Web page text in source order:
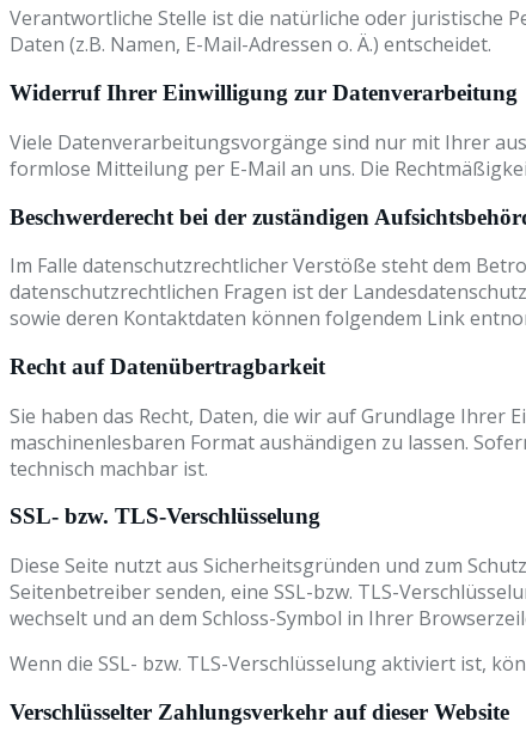
Verantwortliche Stelle ist die natürliche oder juristische
Daten (z.B. Namen, E-Mail-Adressen o. Ä.) entscheidet.
Widerruf Ihrer Einwilligung zur Datenverarbeitung
Viele Datenverarbeitungsvorgänge sind nur mit Ihrer
formlose Mitteilung per E-Mail an uns. Die
Beschwerderecht bei der zuständigen
Im Falle datenschutzrechtlicher Verstöße steht dem
datenschutzrechtlichen Fragen ist der
sowie deren Kontaktdaten können folgendem Link
Recht auf Datenübertragbarkeit
Sie haben das Recht, Daten, die wir auf Grundlage
maschinenlesbaren Format aushändigen zu lassen.
technisch machbar ist.
SSL- bzw. TLS-Verschlüsselung
Diese Seite nutzt aus Sicherheitsgründen und zum
Seitenbetreiber senden, eine SSL-bzw. TLS-
wechselt und an dem Schloss-Symbol in Ihrer
Wenn die SSL- bzw. TLS-Verschlüsselung aktiviert ist,
Verschlüsselter Zahlungsverkehr auf dieser Website